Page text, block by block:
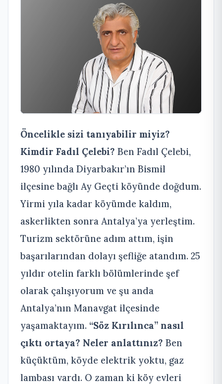
Öncelikle sizi tanıyabilir miyiz?
Kimdir Fadıl Çelebi? Ben Fadıl Çelebi,
1980 yılında Diyarbakır’ın Bismil
ilçesine bağlı Ay Geçti köyünde doğdum.
Yirmi yıla kadar köyümde kaldım,
askerlikten sonra Antalya’ya yerleştim.
Turizm sektörüne adım attım, işin
başarılarından dolayı şefliğe atandım. 25
yıldır otelin farklı bölümlerinde şef
olarak çalışıyorum ve şu anda
Antalya’nın Manavgat ilçesinde
yaşamaktayım. “Söz Kırılınca” nasıl
çıktı ortaya? Neler anlattınız? Ben
küçüktüm, köyde elektrik yoktu, gaz
lambası vardı. O zaman ki köy evleri